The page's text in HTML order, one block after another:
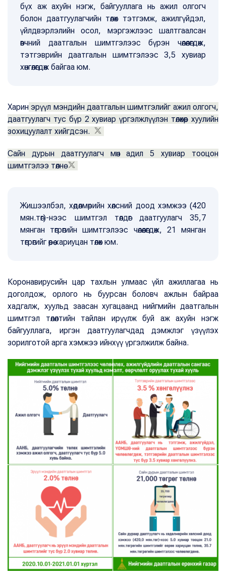
бүх аж ахуйн нэгж, байгууллага нь ажил олгогч
болон даатгуулагчийн төлөх тэтгэмж, ажилгүйдэл,
үйлдвэрлэлийн осол, мэргэжлээс шалтгаалсан
өвчний даатгалын шимтгэлээс бүрэн чөлөөлөгдөж,
тэтгэврийн даатгалын шимтгэлээс 3,5 хувиар
хөнгөлөгдөж байгаа юм.
Харин эрүүл мэндийн даатгалын шимтгэлийг ажил олгогч,
даатгуулагч тус бүр 2 хувиар үргэлжлүүлэн төлөхөөр хуулийн
зохицуулалт хийгдсэн.
Сайн дурын даатгуулагч мөн адил 5 хувиар тооцон
шимтгэлээ төлнө.
Жишээлбэл, хөдөлмөрийн хөлсний доод хэмжээ (420
мян.төг)-нээс шимтгэл төлдөг даатгуулагч 35,7
мянган төгрөгийн шимтгэлээс чөлөөлөгдөж, 21 мянган
төгрөгийг өөрөө хариуцан төлөх юм.
Коронавирусийн цар тахлын улмаас үйл ажиллагаа нь
доголдож, орлого нь буурсан боловч ажлын байраа
хадгалж, хуульд заасан хугацаанд нийгмийн даатгалын
шимтгэл төлөлтийн тайлан ирүүлж буй аж ахуйн нэгж
байгууллага, иргэн даатгуулагчдад дэмжлэг үзүүлэх
зорилготой арга хэмжээ ийнхүү үргэлжилж байна.